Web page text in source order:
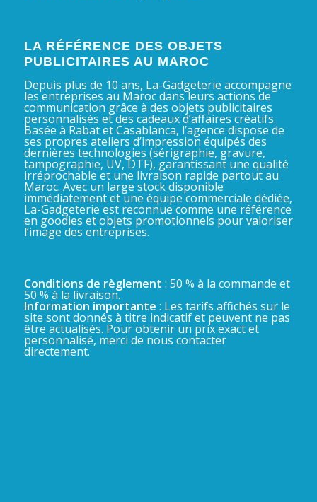
LA RÉFÉRENCE DES OBJETS
PUBLICITAIRES AU MAROC
Depuis plus de 10 ans, La-Gadgeterie accompagne
les entreprises au Maroc dans leurs actions de
communication grâce à des objets publicitaires
personnalisés et des cadeaux d’affaires créatifs.
Basée à Rabat et Casablanca, l’agence dispose de
ses propres ateliers d’impression équipés des
dernières technologies (sérigraphie, gravure,
tampographie, UV, DTF), garantissant une qualité
irréprochable et une livraison rapide partout au
Maroc. Avec un large stock disponible
immédiatement et une équipe commerciale dédiée,
La-Gadgeterie est reconnue comme une référence
en goodies et objets promotionnels pour valoriser
l’image des entreprises.
Conditions de règlement : 50 % à la commande et
50 % à la livraison.
Information importante : Les tarifs affichés sur le
site sont donnés à titre indicatif et peuvent ne pas
être actualisés. Pour obtenir un prix exact et
personnalisé, merci de nous contacter
directement.